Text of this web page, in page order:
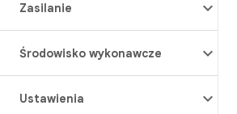
Zasilanie
Środowisko wykonawcze
Ustawienia